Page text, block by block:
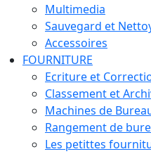
Multimedia
Sauvegard et
Accessoires
FOURNITURE
Ecriture et
Classement et
Machines de
Rangement de
Les petittes